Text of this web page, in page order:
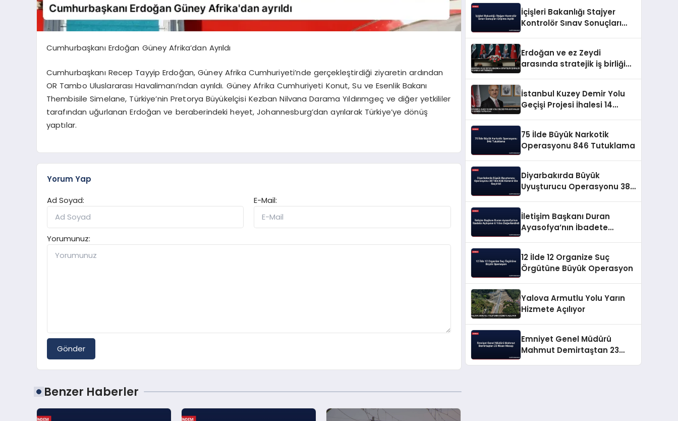
Cumhurbaşkanı Erdoğan Güney Afrika’dan Ayrıldı
Cumhurbaşkanı Recep Tayyip Erdoğan, Güney Afrika Cumhuriyeti’nde gerçekleştirdiği ziyaretin ardından
OR Tambo Uluslararası Havalimanı’ndan ayrıldı. Güney Afrika Cumhuriyeti Konut, Su ve Esenlik Bakanı
Thembisile Simelane, Türkiye’nin Pretorya Büyükelçisi Kezban Nilvana Darama Yıldırımgeç ve diğer yetkililer
tarafından uğurlanan Erdoğan ve beraberindeki heyet, Johannesburg’dan ayrılarak Türkiye’ye dönüş
yaptılar.
Yorum Yap
Ad Soyad:
E-Mail:
Yorumunuz:
Gönder
Benzer Haberler
İçişleri Bakanlığı Stajyer
Kontrolör Sınav Sonuçları
Erdoğan ve ez Zeydi
arasında stratejik iş birliği
İstanbul Kuzey Demir Yolu
Geçişi Projesi İhalesi 14
75 İlde Büyük Narkotik
Operasyonu 846 Tutuklama
Diyarbakırda Büyük
Uyuşturucu Operasyonu 387
İletişim Başkanı Duran
Ayasofya’nın İbadete
12 İlde 12 Organize Suç
Örgütüne Büyük Operasyon
Yalova Armutlu Yolu Yarın
Hizmete Açılıyor
Emniyet Genel Müdürü
Mahmut Demirtaştan 23